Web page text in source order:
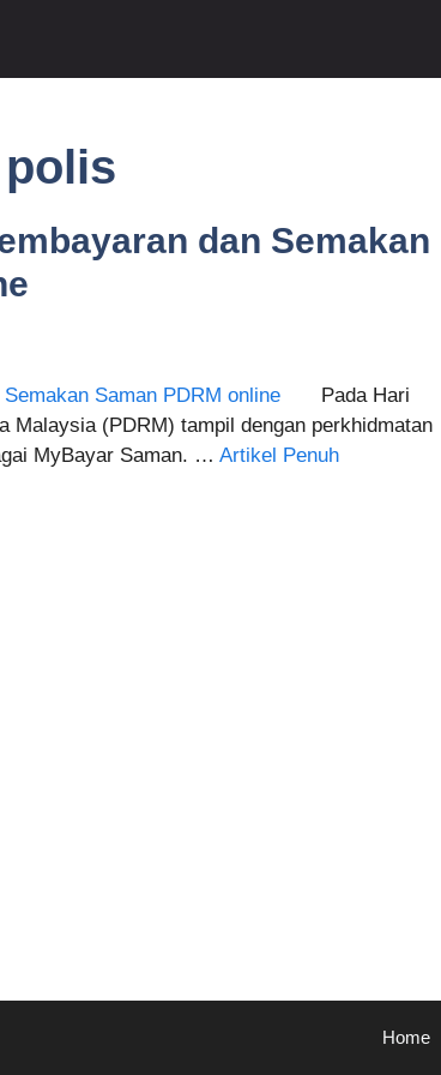
dan Semakan
Pada Hari
Malaysia (PDRM) tampil dengan perkhidmatan
MyBayar Saman. … Artikel Penuh
Home